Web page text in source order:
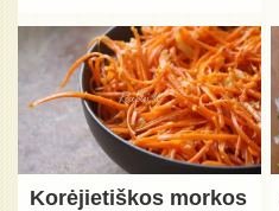
Korėjietiškos morkos